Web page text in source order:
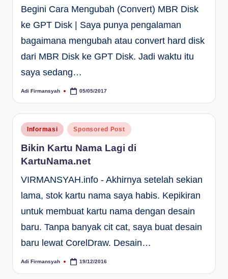
Begini Cara Mengubah (Convert) MBR Disk
ke GPT Disk | Saya punya pengalaman
bagaimana mengubah atau convert hard disk
dari MBR Disk ke GPT Disk. Jadi waktu itu
saya sedang…
Posted
Adi Firmansyah 05/05/2017
Posted
in
Informasi Sponsored Post
Bikin Kartu Nama Lagi di
KartuNama.net
VIRMANSYAH.info - Akhirnya setelah sekian
lama, stok kartu nama saya habis. Kepikiran
untuk membuat kartu nama dengan desain
baru. Tanpa banyak cit cat, saya buat desain
baru lewat CorelDraw. Desain…
Posted
Adi Firmansyah 19/12/2016